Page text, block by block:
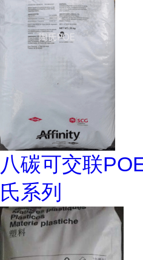
八碳可交联
氏系列